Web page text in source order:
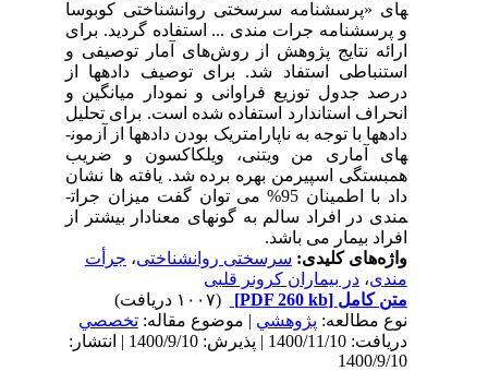
های «پرسشنامه سرسختی روانشناختی کوبوسا
و پرسشنامه جرات مندی ... استفاده گردید. برای
ارائه نتایج پژوهش از روش‌های آمار توصیفی و
استنباطی استفاد شد. برای توصیف داده­ها از
درصد جدول توزیع فراوانی و نمودار میانگین و
انحراف استاندارد استفاده شده است. برای تحلیل
داده­ها با توجه به ناپارامتریک بودن داده­ها از آزمون­
های آماری من ویتنی، ویلکاکسون و ضریب
همبستگی اسپیرمن بهره برده شد. یافته ها نشان
دادبا اطمینان 95% می توان گفت میزان
جرات­
مندی در افراد سالمبه گونه­ای معنادار بیشتر از
افراد بیمار می باشد.
واژه‌های کلیدی:سرسختی روانشناختی،جرأت
مندی،در بیماران کرونر قلبی
متن کامل[PDF 260 kb]
نوع مطالعه:پژوهشي| موضوع مقاله:تخصصي
دریافت: 1400/11/10 | پذیرش: 1400/9/10 | انتشار:
1400/9/10